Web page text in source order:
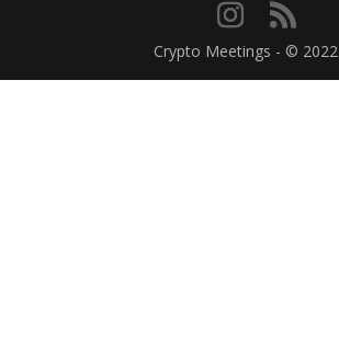
Crypto Meetings - © 2022